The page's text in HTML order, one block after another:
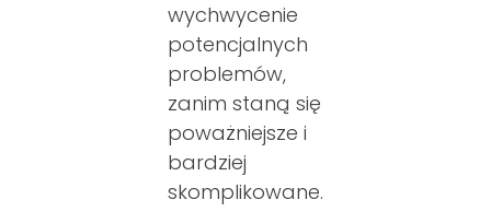
wychwycenie
potencjalnych
problemów,
zanim staną się
poważniejsze i
bardziej
skomplikowane.